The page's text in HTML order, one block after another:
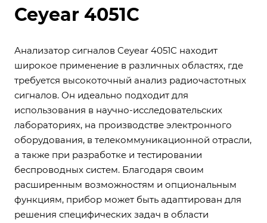
Ceyear 4051C
Анализатор сигналов Ceyear 4051C находит
широкое применение в различных областях, где
требуется высокоточный анализ радиочастотных
сигналов. Он идеально подходит для
использования в научно-исследовательских
лабораториях, на производстве электронного
оборудования, в телекоммуникационной отрасли,
а также при разработке и тестировании
беспроводных систем. Благодаря своим
расширенным возможностям и опциональным
функциям, прибор может быть адаптирован для
решения специфических задач в области